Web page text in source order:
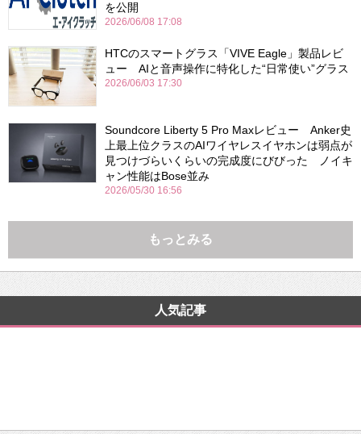
を公開
2026/06/08 17:08
HTCのスマートグラス「VIVE Eagle」製品レビ
ュー AIと音声操作に特化した“日常使い”グラス
2026/06/03 17:30
Soundcore Liberty 5 Pro Maxレビュー Anker史
上最上位クラスのAIワイヤレスイヤホンは弱点が
見つけづらいくらいの完成度にびびった ノイキ
ャン性能はBose並み
2026/05/30 16:56
もっとみる
人気記事